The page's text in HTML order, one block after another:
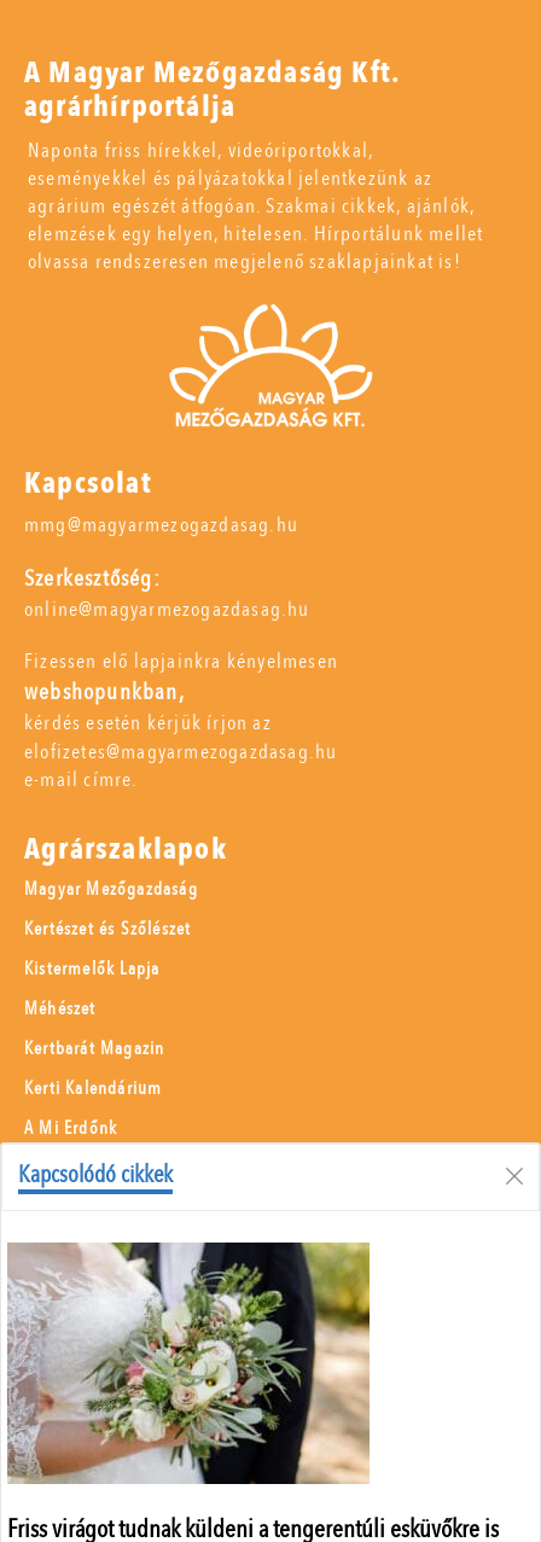
Kapcsolódó cikkek
Friss virágot tudnak küldeni a tengerentúli esküvőkre is
A Magyar Mezőgazdaság Kft.
agrárhírportálja
Naponta friss hírekkel, videóriportokkal,
eseményekkel és pályázatokkal jelentkezünk az
agrárium egészét átfogóan. Szakmai cikkek, ajánlók,
elemzések egy helyen, hitelesen. Hírportálunk mellet
olvassa rendszeresen megjelenő szaklapjainkat is!
Kapcsolat
mmg@magyarmezogazdasag.hu
Szerkesztőség:
online@magyarmezogazdasag.hu
Fizessen elő lapjainkra kényelmesen
webshopunkban,
kérdés esetén kérjük írjon az
elofizetes@magyarmezogazdasag.hu
e-mail címre.
Agrárszaklapok
Magyar Mezőgazdaság
Kertészet és Szőlészet
Kistermelők Lapja
Méhészet
Kertbarát Magazin
Kerti Kalendárium
A Mi Erdőnk
Borászati Füzetek
Menü
Adatvédelem
Szerzői jogok
Impresszum
Médiaajánlat
Központi elérhetőségek
ÁSZF